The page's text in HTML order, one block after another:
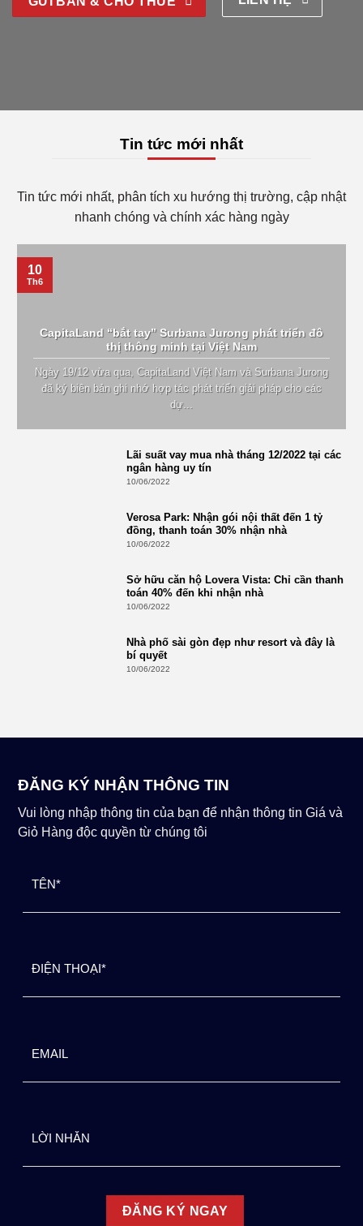
Tin tức mới nhất
Tin tức mới nhất, phân tích xu hướng thị trường, cập nhật
nhanh chóng và chính xác hàng ngày
CapitaLand “bắt tay” Surbana Jurong phát triển đô
thị thông minh tại Việt Nam
Ngày 19/12 vừa qua, CapitaLand Việt Nam và Surbana Jurong
đã ký biên bản ghi nhớ hợp tác phát triển giải pháp cho các
dự...
10
Th6
Lãi suất vay mua nhà tháng 12/2022 tại các
ngân hàng uy tín
10/06/2022
Verosa Park: Nhận gói nội thất đến 1 tỷ
đồng, thanh toán 30% nhận nhà
10/06/2022
Sở hữu căn hộ Lovera Vista: Chỉ cần thanh
toán 40% đến khi nhận nhà
10/06/2022
Nhà phố sài gòn đẹp như resort và đây là
bí quyết
10/06/2022
ĐĂNG KÝ NHẬN THÔNG TIN
Vui lòng nhập thông tin của bạn để nhận thông tin Giá và
Giỏ Hàng độc quyền từ chúng tôi